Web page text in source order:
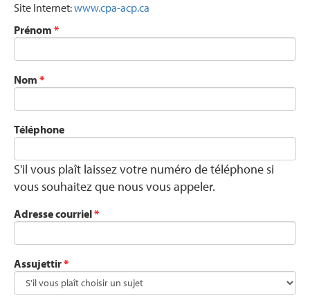
Site Internet:www.cpa-acp.ca
Prénom *
Nom *
Téléphone
S'il vous plaît laissez votre numéro de téléphone si
vous souhaitez que nous vous appeler.
Adresse courriel*
Assujettir*